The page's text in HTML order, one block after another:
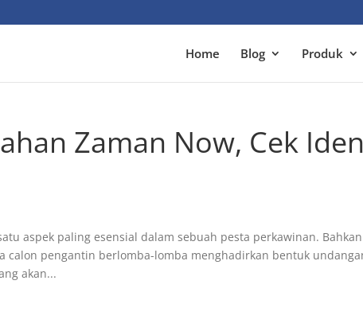
Home Blog Produk
Zaman Now, Cek
aspek paling esensial dalam sebuah pesta perkawinan.
calon pengantin berlomba-lomba menghadirkan bentuk
akan...